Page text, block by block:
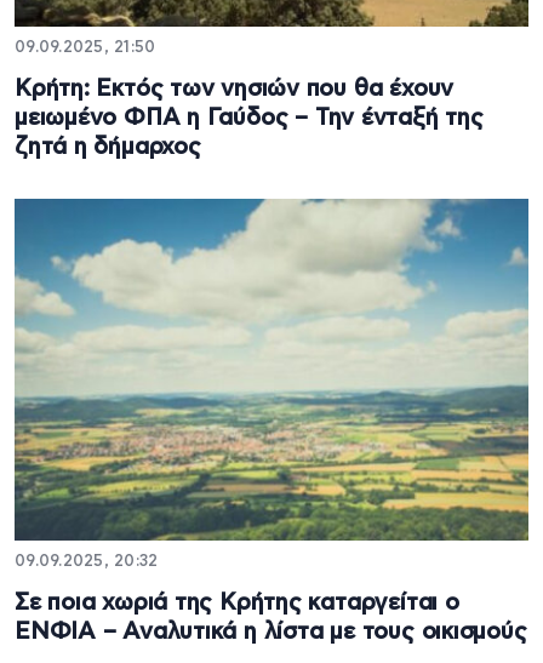
09.09.2025, 21:50
Κρήτη: Εκτός των νησιών που θα έχουν
μειωμένο ΦΠΑ η Γαύδος – Την ένταξή της
ζητά η δήμαρχος
09.09.2025, 20:32
Σε ποια χωριά της Κρήτης καταργείται ο
ΕΝΦΙΑ – Αναλυτικά η λίστα με τους οικισμούς